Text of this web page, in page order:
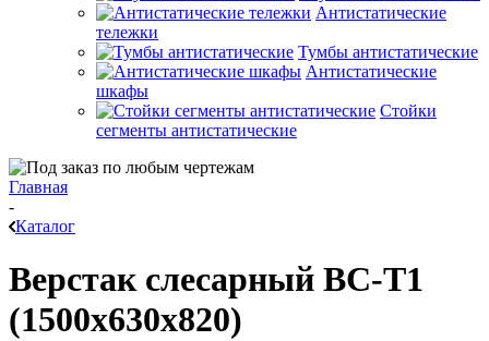
Антистатические
тележки
Тумбы антистатические
Антистатические
шкафы
Стойки
сегменты антистатические
Главная
-
Каталог
Верстак слесарный ВС-Т1
(1500x630x820)